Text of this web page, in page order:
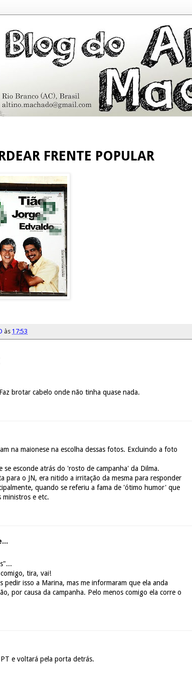
FRENTE POPULAR
às 17:53
brotar cabelo onde não tinha quase nada.
na maionese na escolha dessas fotos. Excluindo a foto
se esconde atrás do 'rosto de campanha' da Dilma.
para o JN, era nitido a irritação da mesma para responder
quando se referiu a fama de 'ótimo humor' que
ministros e etc.
tira, vai!
pedir isso a Marina, mas me informaram que ela anda
por causa da campanha. Pelo menos comigo ela corre o
e voltará pela porta detrás.